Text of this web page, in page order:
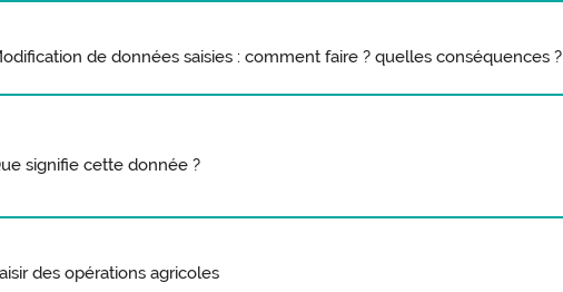
de données saisies : comment faire ? quelles conséquences ?
signifie cette donnée ?
des opérations agricoles